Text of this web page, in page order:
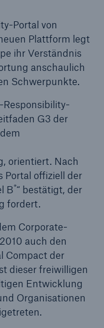
Portal von
Plattform legt
ihr Verständnis
anschaulich
Schwerpunkte.
Responsibility-
G3 der
orientiert. Nach
Portal offiziell der
B*“ bestätigt, der
fordert.
Corporate-
auch den
Compact der
dieser freiwilligen
Entwicklung
Organisationen